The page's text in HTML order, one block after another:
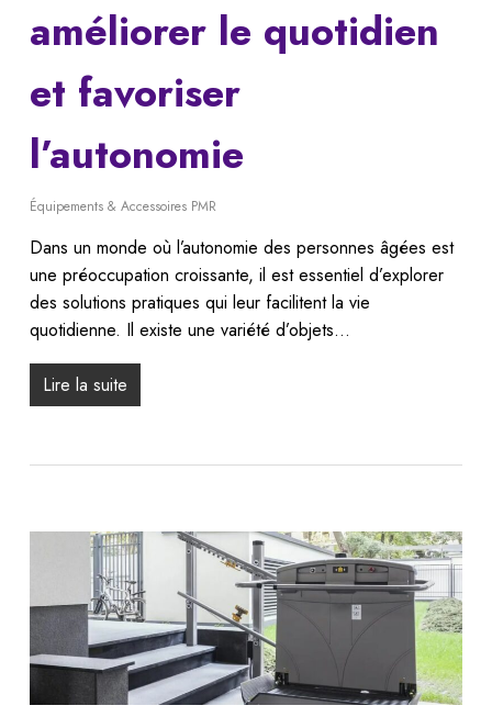
améliorer le quotidien
et favoriser
l’autonomie
Équipements & Accessoires PMR
Dans un monde où l’autonomie des personnes âgées est
une préoccupation croissante, il est essentiel d’explorer
des solutions pratiques qui leur facilitent la vie
quotidienne. Il existe une variété d’objets…
Lire la suite